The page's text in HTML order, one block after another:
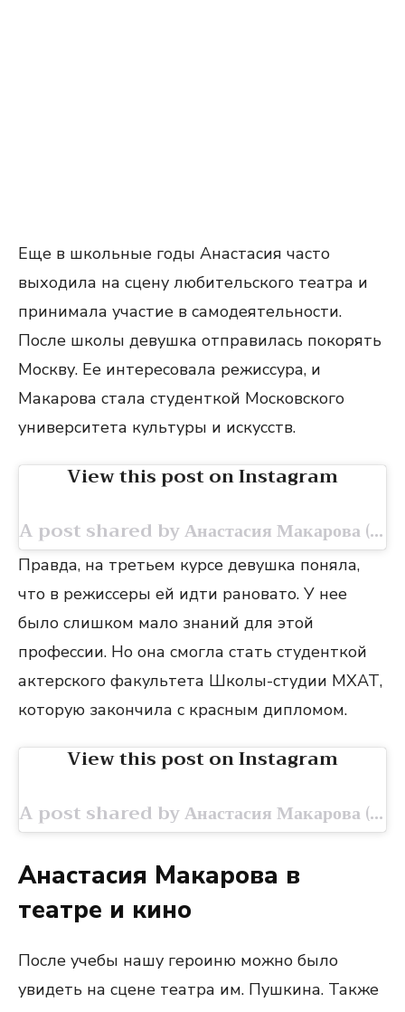
Еще в школьные годы Анастасия часто
выходила на сцену любительского театра и
принимала участие в самодеятельности.
После школы девушка отправилась покорять
Москву. Ее интересовала режиссура, и
Макарова стала студенткой Московского
университета культуры и искусств.
View this post on Instagram
A post shared by Анастасия Макарова (@nastya.mak.off)
Правда, на третьем курсе девушка поняла,
что в режиссеры ей идти рановато. У нее
было слишком мало знаний для этой
профессии. Но она смогла стать студенткой
актерского факультета Школы-студии МХАТ,
которую закончила с красным дипломом.
View this post on Instagram
A post shared by Анастасия Макарова (@nastya.mak.off)
Анастасия Макарова в
театре и кино
После учебы нашу героиню можно было
увидеть на сцене театра им. Пушкина. Также